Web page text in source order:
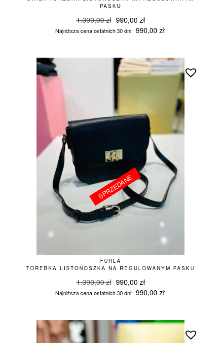
PASKU
1.390,00zł Pierwotna
wynosiła:
990,00 zł
wynosi:
Najniższa cena ostatnich 30 dni: 990,00 zł
SPRZEDANE
FURLA
TOREBKA LISTONOSZKA NA REGULOWANYM PASKU
1.390,00zł Pierwotna
wynosiła:
990,00 zł
wynosi:
Najniższa cena ostatnich 30 dni: 990,00 zł
SPRZEDANE